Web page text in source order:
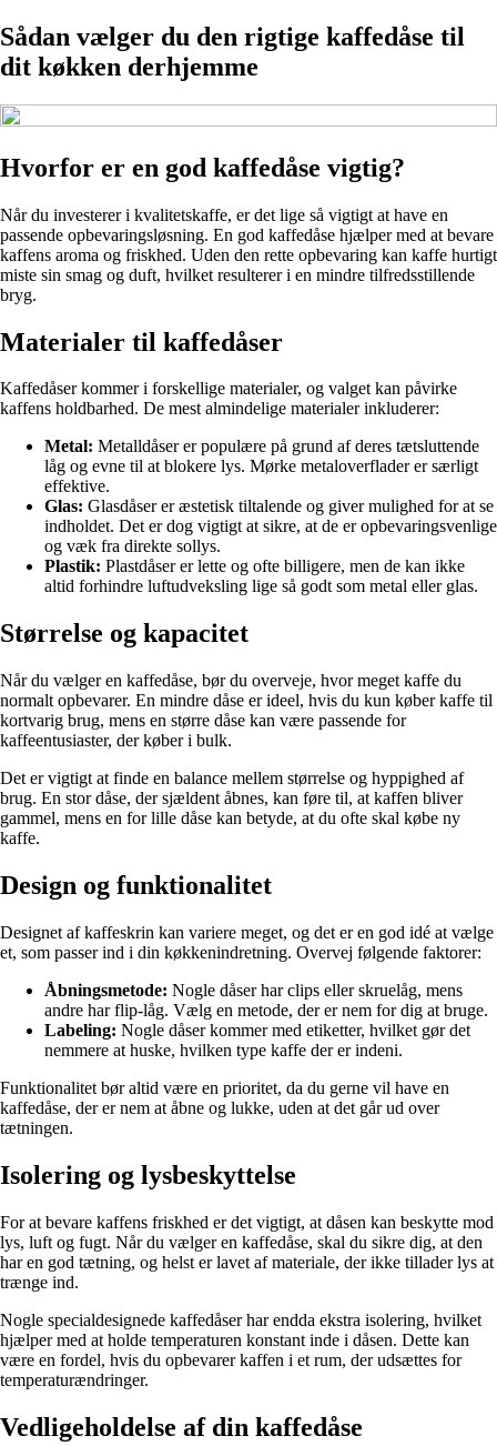
Sådan vælger du den rigtige kaffedåse til
dit køkken derhjemme
Hvorfor er en god kaffedåse vigtig?
Når du investerer i kvalitetskaffe, er det lige så vigtigt at have en
passende opbevaringsløsning. En god kaffedåse hjælper med at bevare
kaffens aroma og friskhed. Uden den rette opbevaring kan kaffe hurtigt
miste sin smag og duft, hvilket resulterer i en mindre tilfredsstillende
bryg.
Materialer til kaffedåser
Kaffedåser kommer i forskellige materialer, og valget kan påvirke
kaffens holdbarhed. De mest almindelige materialer inkluderer:
Metal: Metalldåser er populære på grund af deres tætsluttende
låg og evne til at blokere lys. Mørke metaloverflader er særligt
effektive.
Glas: Glasdåser er æstetisk tiltalende og giver mulighed for at se
indholdet. Det er dog vigtigt at sikre, at de er opbevaringsvenlige
og væk fra direkte sollys.
Plastik: Plastdåser er lette og ofte billigere, men de kan ikke
altid forhindre luftudveksling lige så godt som metal eller glas.
Størrelse og kapacitet
Når du vælger en kaffedåse, bør du overveje, hvor meget kaffe du
normalt opbevarer. En mindre dåse er ideel, hvis du kun køber kaffe til
kortvarig brug, mens en større dåse kan være passende for
kaffeentusiaster, der køber i bulk.
Det er vigtigt at finde en balance mellem størrelse og hyppighed af
brug. En stor dåse, der sjældent åbnes, kan føre til, at kaffen bliver
gammel, mens en for lille dåse kan betyde, at du ofte skal købe ny
kaffe.
Design og funktionalitet
Designet af kaffeskrin kan variere meget, og det er en god idé at vælge
et, som passer ind i din køkkenindretning. Overvej følgende faktorer:
Åbningsmetode: Nogle dåser har clips eller skruelåg, mens
andre har flip-låg. Vælg en metode, der er nem for dig at bruge.
Labeling: Nogle dåser kommer med etiketter, hvilket gør det
nemmere at huske, hvilken type kaffe der er indeni.
Funktionalitet bør altid være en prioritet, da du gerne vil have en
kaffedåse, der er nem at åbne og lukke, uden at det går ud over
tætningen.
Isolering og lysbeskyttelse
For at bevare kaffens friskhed er det vigtigt, at dåsen kan beskytte mod
lys, luft og fugt. Når du vælger en kaffedåse, skal du sikre dig, at den
har en god tætning, og helst er lavet af materiale, der ikke tillader lys at
trænge ind.
Nogle specialdesignede kaffedåser har endda ekstra isolering, hvilket
hjælper med at holde temperaturen konstant inde i dåsen. Dette kan
være en fordel, hvis du opbevarer kaffen i et rum, der udsættes for
temperaturændringer.
Vedligeholdelse af din kaffedåse